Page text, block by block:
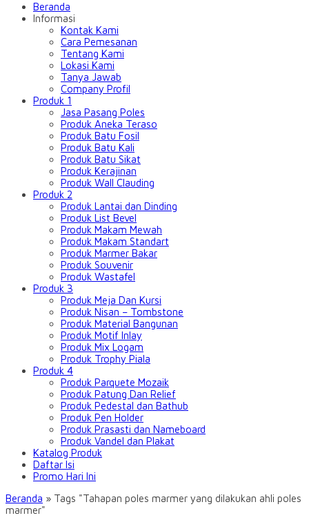
Beranda
Informasi
Kontak Kami
Cara Pemesanan
Tentang Kami
Lokasi Kami
Tanya Jawab
Company Profil
Produk 1
Jasa Pasang Poles
Produk Aneka Teraso
Produk Batu Fosil
Produk Batu Kali
Produk Batu Sikat
Produk Kerajinan
Produk Wall Clauding
Produk 2
Produk Lantai dan Dinding
Produk List Bevel
Produk Makam Mewah
Produk Makam Standart
Produk Marmer Bakar
Produk Souvenir
Produk Wastafel
Produk 3
Produk Meja Dan Kursi
Produk Nisan – Tombstone
Produk Material Bangunan
Produk Motif Inlay
Produk Mix Logam
Produk Trophy Piala
Produk 4
Produk Parquete Mozaik
Produk Patung Dan Relief
Produk Pedestal dan Bathub
Produk Pen Holder
Produk Prasasti dan Nameboard
Produk Vandel dan Plakat
Katalog Produk
Daftar Isi
Promo Hari Ini
Beranda » Tags "Tahapan poles marmer yang dilakukan ahli poles
marmer"